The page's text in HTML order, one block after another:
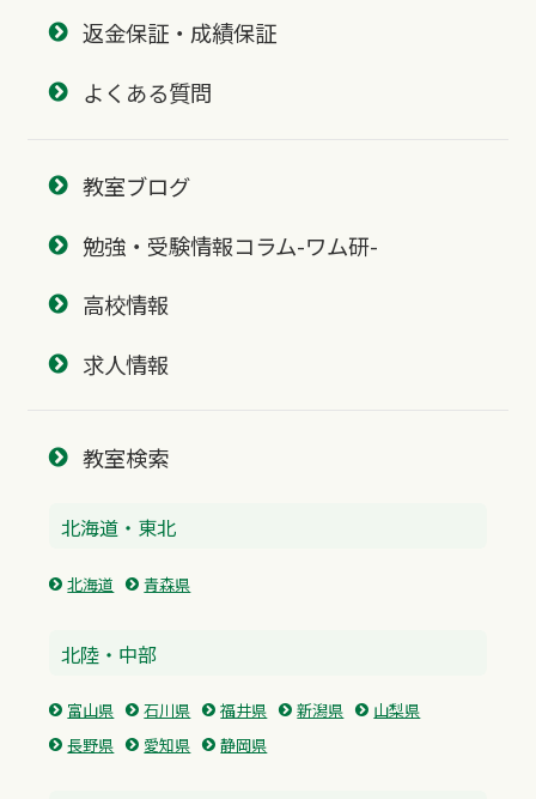
返金保証・成績保証
よくある質問
教室ブログ
勉強・受験情報コラム-ワム研-
高校情報
求人情報
教室検索
北海道・東北
北海道 青森県
北陸・中部
富山県 石川県 福井県 新潟県
山梨県
長野県
愛知県 静岡県